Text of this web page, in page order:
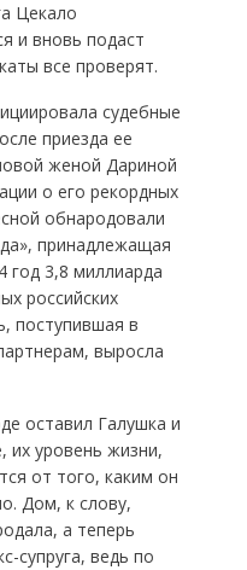
Цекало
и вновь подаст
все проверят.
судебные
приезда ее
женой Дариной
о его рекордных
обнародовали
принадлежащая
год 3,8 миллиарда
российских
поступившая в
выросла
оставил Галушка и
их уровень жизни,
от того, каким он
Дом, к слову,
а теперь
супруга, ведь по